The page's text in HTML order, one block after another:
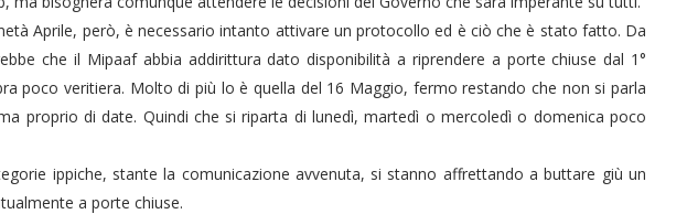
Aprile, però, è necessario intanto attivare un protocollo ed è ciò che è stato fatto. Da
che il Mipaaf abbia addirittura dato disponibilità a riprendere a porte chiuse dal 1°
poco veritiera. Molto di più lo è quella del 16 Maggio, fermo restando che non si parla
proprio di date. Quindi che si riparta di lunedì, martedì o mercoledì o domenica poco
ippiche, stante la comunicazione avvenuta, si stanno affrettando a buttare giù un
a porte chiuse.